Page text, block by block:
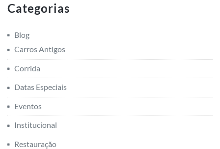
Categorias
Blog
Carros Antigos
Corrida
Datas Especiais
Eventos
Institucional
Restauração